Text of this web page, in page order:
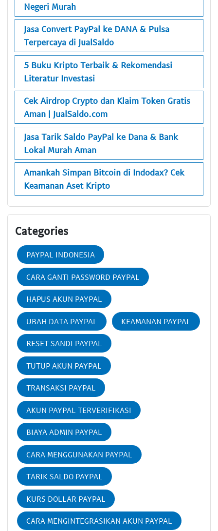
Negeri Murah
Jasa Convert PayPal ke DANA & Pulsa
Terpercaya di JualSaldo
5 Buku Kripto Terbaik & Rekomendasi
Literatur Investasi
Cek Airdrop Crypto dan Klaim Token Gratis
Aman | JualSaldo.com
Jasa Tarik Saldo PayPal ke Dana & Bank
Lokal Murah Aman
Amankah Simpan Bitcoin di Indodax? Cek
Keamanan Aset Kripto
Categories
PAYPAL INDONESIA
CARA GANTI PASSWORD PAYPAL
HAPUS AKUN PAYPAL
UBAH DATA PAYPAL KEAMANAN PAYPAL
RESET SANDI PAYPAL
TUTUP AKUN PAYPAL
TRANSAKSI PAYPAL
AKUN PAYPAL TERVERIFIKASI
BIAYA ADMIN PAYPAL
CARA MENGGUNAKAN PAYPAL
TARIK SALDO PAYPAL
KURS DOLLAR PAYPAL
CARA MENGINTEGRASIKAN AKUN PAYPAL